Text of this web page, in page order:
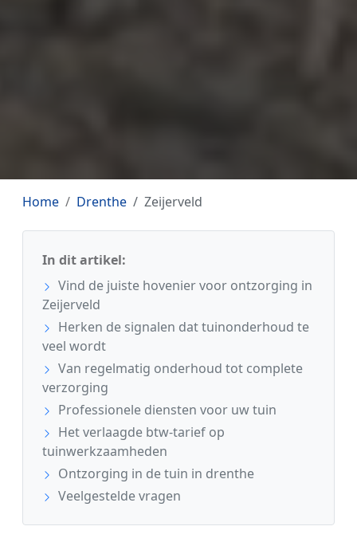
Home Drenthe Zeijerveld
In dit artikel:
Vind de juiste hovenier voor ontzorging in
Zeijerveld
Herken de signalen dat tuinonderhoud te
veel wordt
Van regelmatig onderhoud tot complete
verzorging
Professionele diensten voor uw tuin
Het verlaagde btw-tarief op
tuinwerkzaamheden
Ontzorging in de tuin in drenthe
Veelgestelde vragen